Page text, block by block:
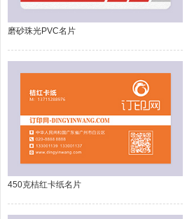
磨砂珠光PVC名片
450克桔红卡纸名片